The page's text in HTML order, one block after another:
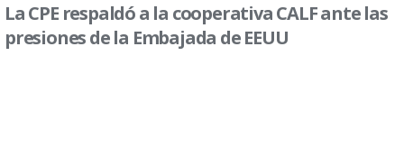
La CPE respaldó a la cooperativa CALF ante las
presiones de la Embajada de EEUU